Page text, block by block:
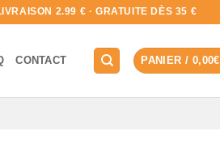
2.99 € · GRATUITE DÈS 35 €
CONTACT PANIER / 0,00€